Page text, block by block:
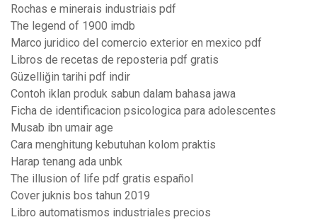
Rochas e minerais industriais pdf
The legend of 1900 imdb
Marco juridico del comercio exterior en mexico pdf
Libros de recetas de reposteria pdf gratis
Güzelliğin tarihi pdf indir
Contoh iklan produk sabun dalam bahasa jawa
Ficha de identificacion psicologica para adolescentes
Musab ibn umair age
Cara menghitung kebutuhan kolom praktis
Harap tenang ada unbk
The illusion of life pdf gratis español
Cover juknis bos tahun 2019
Libro automatismos industriales precios